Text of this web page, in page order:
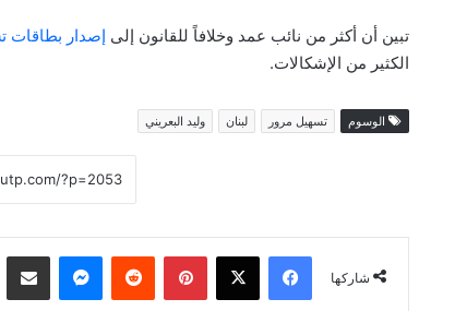
تبين أن أكثر من نائب عمد وخلافاً للقانون إلى إصدار بطاقات
الكثير من الإشكالات.
الوسوم تسهيل مرور لبنان وليد البعريني
شاركها
فيسبوك ‫X بينتيريست
‏Reddit ماسنجر